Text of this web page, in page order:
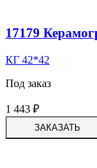
17179
КГ 42*42
Под заказ
1 443 ₽
ЗАКАЗАТЬ